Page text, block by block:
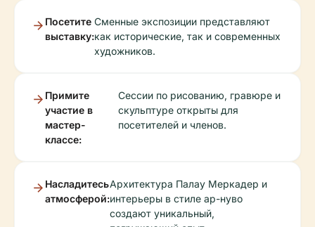
Посетите
выставку:
Сменные экспозиции представляют
как исторические, так и современных
художников.
Примите
участие в
мастер-
классе:
Сессии по рисованию, гравюре и
скульптуре открыты для
посетителей и членов.
Насладитесь
атмосферой:
Архитектура Палау Меркадер и
интерьеры в стиле ар-нуво
создают уникальный,